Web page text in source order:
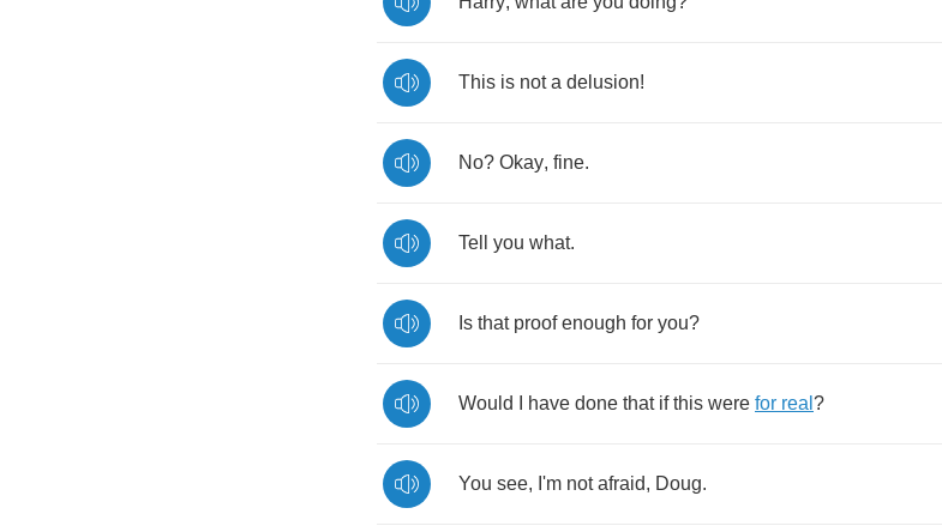
This is not a delusion!
No? Okay, fine.
Tell you what.
Is that proof enough for you?
Would have done that if this were for real ?
You see, I'm not afraid, Doug.